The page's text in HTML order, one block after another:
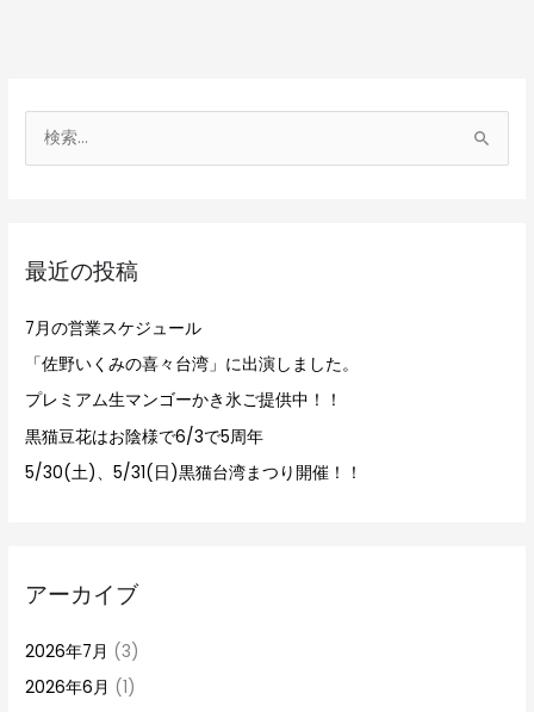
:最近の投稿
7月の営業スケジュール
「佐野いくみの喜々台湾」に出演しました。
プレミアム生マンゴーかき氷ご提供中！！
黒猫豆花はお陰様で6/3で5周年
5/30(土)、5/31(日)黒猫台湾まつり開催！！
アーカイブ
2026年7月 (3)
2026年6月 (1)